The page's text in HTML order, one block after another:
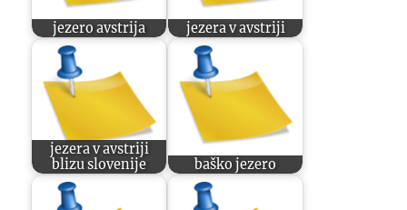
jezero avstrija jezera v avstriji
jezera v avstriji
blizu slovenije
baško jezero